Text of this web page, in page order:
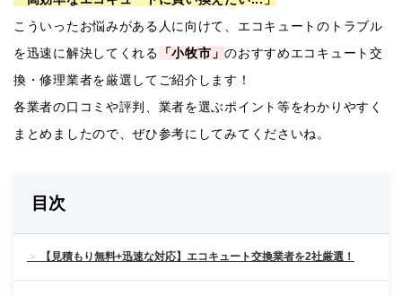
こういったお悩みがある人に向けて、エコキュートのトラブル
を迅速に解決してくれる
「小牧市」のおすすめエコキュート交
換・修理業者を厳選してご紹介します！
各業者の口コミや評判、業者を選ぶポイント等をわかりやすく
まとめましたので、ぜひ参考にしてみてくださいね。
目次
【見積もり無料+迅速な対応】エコキュート交換業者を2社厳選！